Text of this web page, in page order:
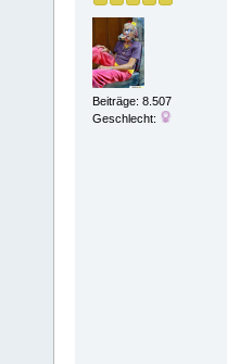
Beiträge: 8.507
Geschlecht: